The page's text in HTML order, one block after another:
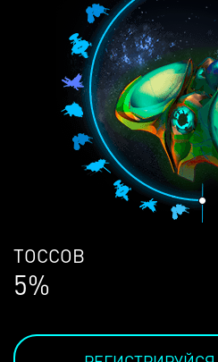
ЛЮДЕЙ
68%